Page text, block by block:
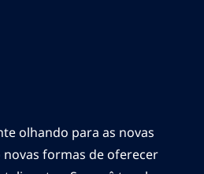
olhando para as novas
formas de oferecer